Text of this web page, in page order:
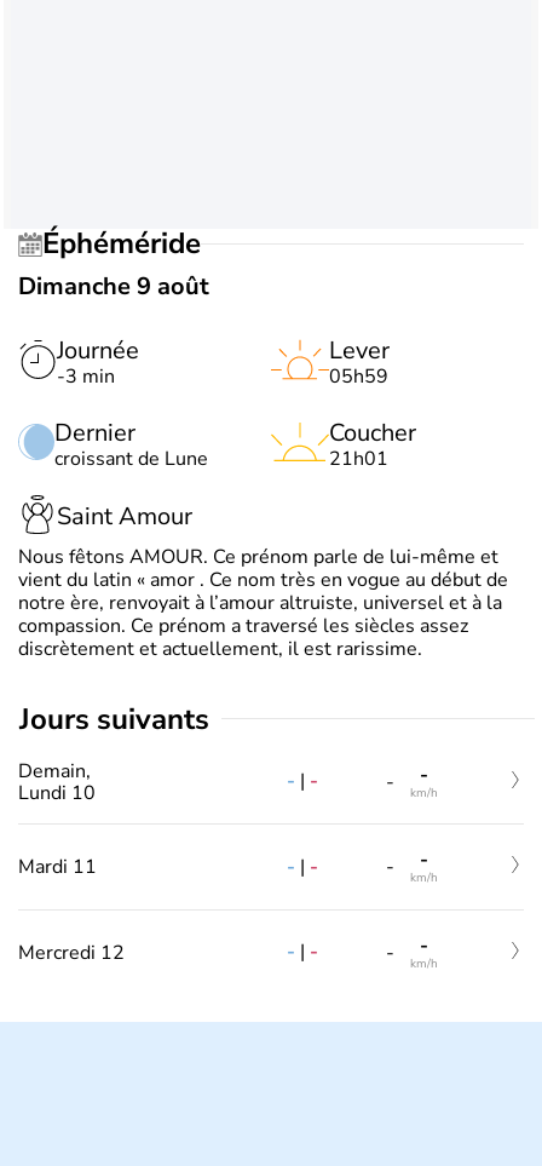
Éphéméride
Dimanche 9 août
Journée
-3 min
Dernier
croissant de Lune
Lever
05h59
Coucher
21h01
Saint Amour
Nous fêtons AMOUR. Ce prénom parle de lui-même et
vient du latin « amor . Ce nom très en vogue au début de
notre ère, renvoyait à l’amour altruiste, universel et à la
compassion. Ce prénom a traversé les siècles assez
discrètement et actuellement, il est rarissime.
jours suivants
Demain,
Lundi 10
- | - - -
km/h
Mardi 11 - | - - -
km/h
Mercredi 12 - | - - -
km/h